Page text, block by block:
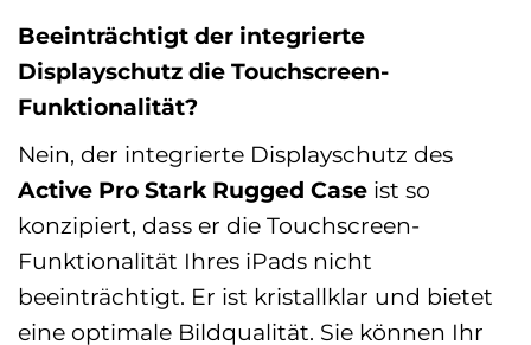
Beeinträchtigt der integrierte
Displayschutz die Touchscreen-
Funktionalität?
Nein, der integrierte Displayschutz des
Active Pro Stark Rugged Case ist so
konzipiert, dass er die Touchscreen-
Funktionalität Ihres iPads nicht
beeinträchtigt. Er ist kristallklar und bietet
eine optimale Bildqualität. Sie können Ihr